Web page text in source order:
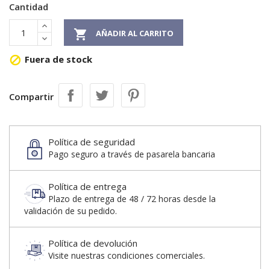
Cantidad
 AÑADIR AL CARRITO
 Fuera de stock
Compartir
Política de seguridad
Pago seguro a través de pasarela bancaria
Política de entrega
Plazo de entrega de 48 / 72 horas desde la
validación de su pedido.
Política de devolución
Visite nuestras condiciones comerciales.